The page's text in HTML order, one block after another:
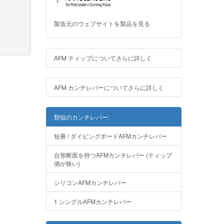
製造元のウェブサイトを製品を見る
AFM ティップについてさらに詳しく
AFM カンチレバーについてさらに詳しく
類似のカンチレバー:
短冊 / ダイビングボードAFMカンチレバー
台形断面を持つAFMカンチレバー (ティップ
側が狭い)
シリコンAFMカンチレバー
1 シングルAFMカンチレバー